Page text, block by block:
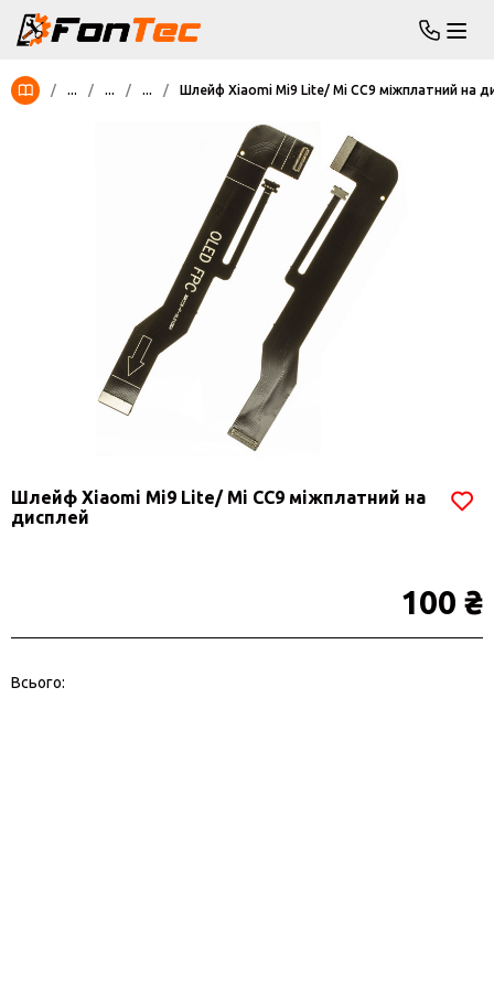
/ ... / ... / ... / Шлейф Xiaomi Mi9 Lite/ Mi CC9 міжплатний на
Шлейф Xiaomi Mi9 Lite/ Mi CC9 міжплатний на
дисплей
100 ₴
Всього: